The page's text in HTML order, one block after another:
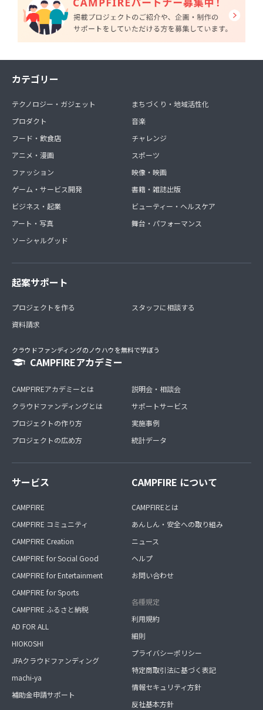
カテゴリー
テクノロジー・ガジェット
プロダクト
フード・飲食店
アニメ・漫画
ファッション
ゲーム・サービス開発
ビジネス・起業
アート・写真
ソーシャルグッド
まちづくり・地域活性化
音楽
チャレンジ
スポーツ
映像・映画
書籍・雑誌出版
ビューティー・ヘルスケア
舞台・パフォーマンス
起案サポート
プロジェクトを作る
資料請求
スタッフに相談する
クラウドファンディングのノウハウを無料で学ぼう
CAMPFIREアカデミー
CAMPFIREアカデミーとは
クラウドファンディングとは
プロジェクトの作り方
プロジェクトの広め方
説明会・相談会
サポートサービス
実施事例
統計データ
サービス
CAMPFIRE
CAMPFIRE コミュニティ
CAMPFIRE Creation
CAMPFIRE for Social Good
CAMPFIRE for Entertainment
CAMPFIRE for Sports
CAMPFIRE ふるさと納税
AD FOR ALL
HIOKOSHI
JFAクラウドファンディング
machi-ya
補助金申請サポート
CAMPFIRE について
CAMPFIREとは
あんしん・安全への取り組み
ニュース
ヘルプ
お問い合わせ
各種規定
利用規約
細則
プライバシーポリシー
特定商取引法に基づく表記
情報セキュリティ方針
反社基本方針